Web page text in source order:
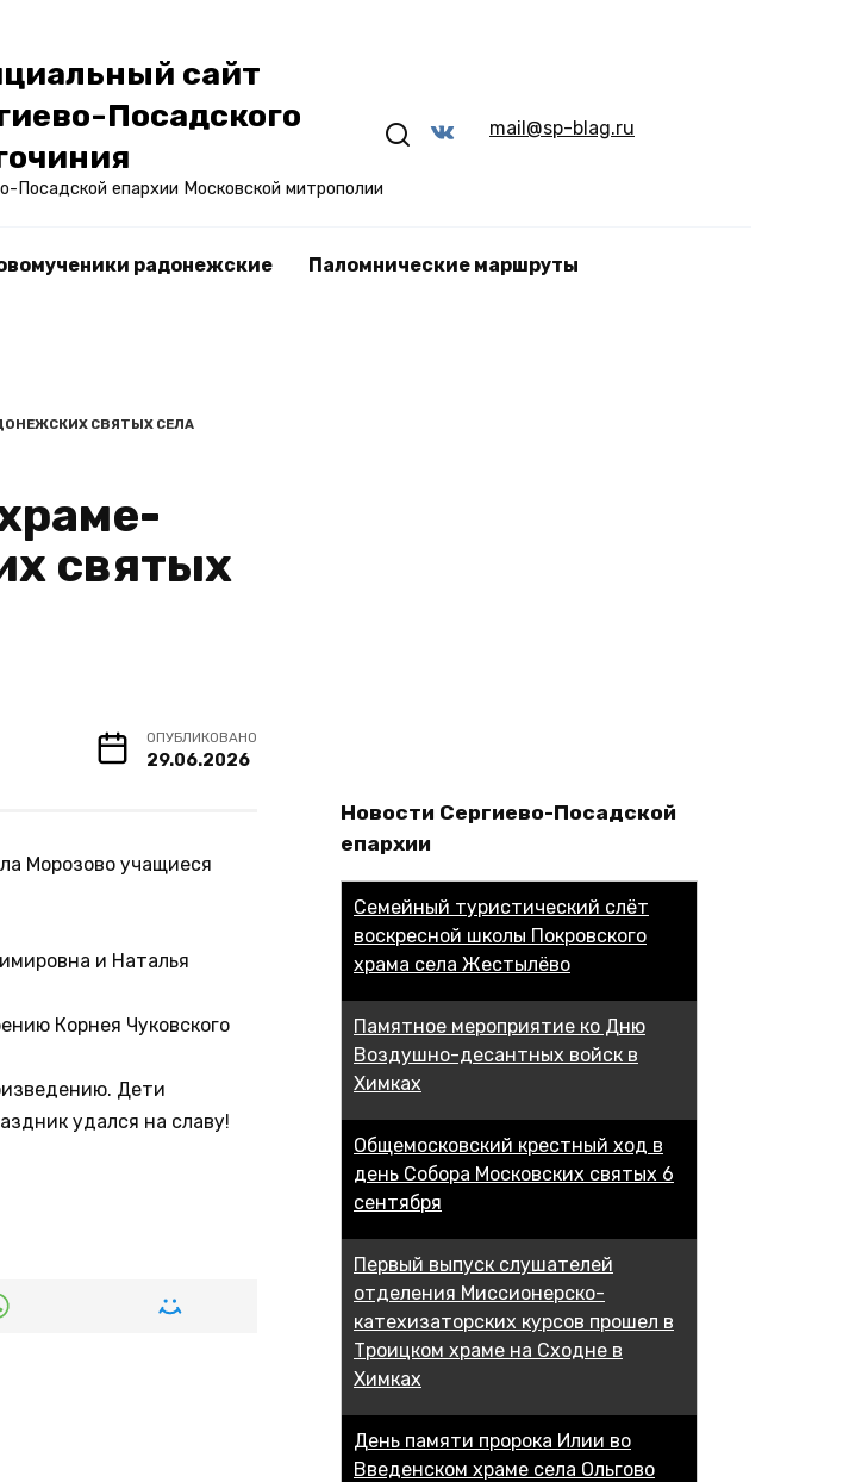
сайт
Посадского
Посадской епархии Московской митрополии
mail@sp-blag.ru
радонежские Паломнические маршруты
СВЯТЫХ СЕЛА
святых
ОПУБЛИКОВАНО
29.06.2026
Морозово учащиеся
и Наталья
Корнея Чуковского
Дети
удался на славу!
Новости Сергиево-Посадской
епархии
Семейный туристический слёт
воскресной школы Покровского
храма села Жестылёво
Памятное мероприятие ко Дню
Воздушно-десантных войск в
Химках
Общемосковский крестный ход в
день Собора Московских святых 6
сентября
Первый выпуск слушателей
отделения Миссионерско-
катехизаторских курсов прошел в
Троицком храме на Сходне в
Химках
День памяти пророка Илии во
Введенском храме села Ольгово